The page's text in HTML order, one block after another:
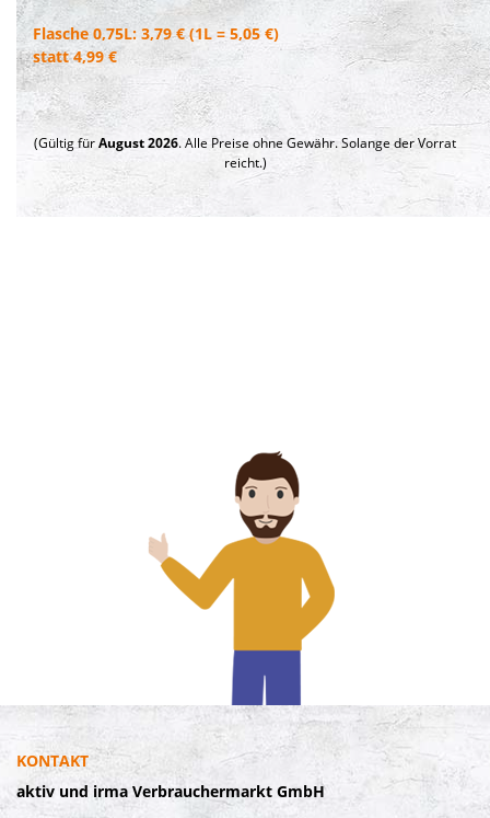
Flasche 0,75L: 3,79 € (1L = 5,05 €)
statt 4,99 €
(Gültig fürAugust 2026. Alle Preise ohne Gewähr. Solange der Vorrat
reicht.)
KONTAKT
aktiv und irma Verbrauchermarkt GmbH